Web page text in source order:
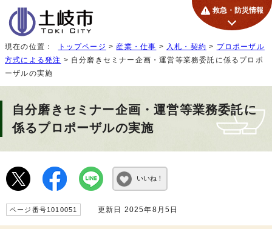
救急・防災情報
現在の位置： トップページ > 産業・仕事 > 入札・契約 > プロポーザル
方式による発注 > 自分磨きセミナー企画・運営等業務委託に係るプロポ
ーザルの実施
自分磨きセミナー企画・運営等業務委託に
係るプロポーザルの実施
いいね！
ページ番号1010051 更新日 2025年8月5日